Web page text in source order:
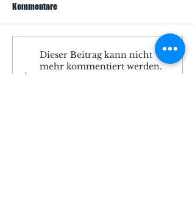
Kommentare
Dieser Beitrag kann nicht
mehr kommentiert werden.